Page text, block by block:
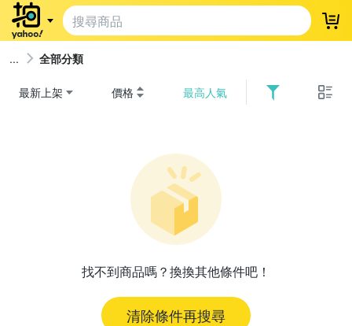
登
全部分類
最新上架 價格 最高人氣
找不到商品嗎？換換其他條件吧！
清除條件再搜尋